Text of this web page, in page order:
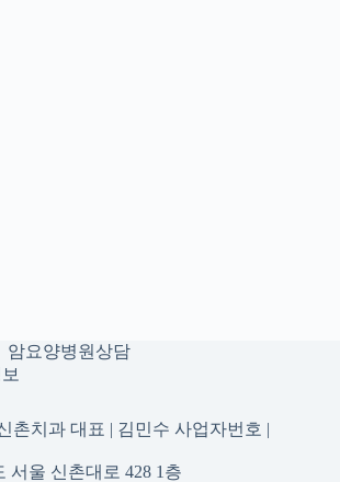
암요양병원상담
촌치과 대표 | 김민수 사업자번호 |
서울 신촌대로 428 1층